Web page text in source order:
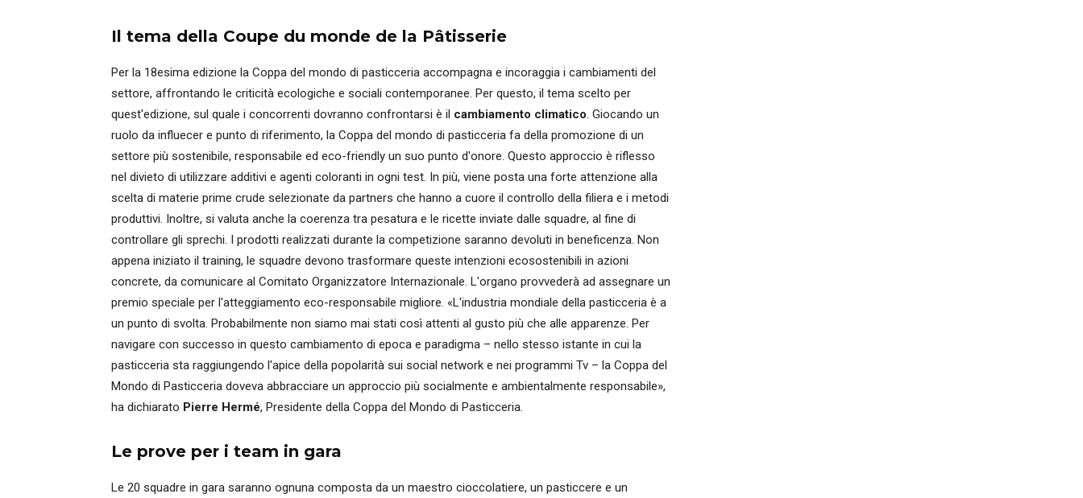
Il tema della Coupe du monde de la Pâtisserie
Per la 18esima edizione la Coppa del mondo di pasticceria accompagna e incoraggia i cambiamenti del
settore, affrontando le criticità ecologiche e sociali contemporanee. Per questo, il tema scelto per
quest'edizione, sul quale i concorrenti dovranno confrontarsi è il cambiamento climatico. Giocando un
ruolo da influecer e punto di riferimento, la Coppa del mondo di pasticceria fa della promozione di un
settore più sostenibile, responsabile ed eco-friendly un suo punto d'onore. Questo approccio è riflesso
nel divieto di utilizzare additivi e agenti coloranti in ogni test. In più, viene posta una forte attenzione alla
scelta di materie prime crude selezionate da partners che hanno a cuore il controllo della filiera e i metodi
produttivi. Inoltre, si valuta anche la coerenza tra pesatura e le ricette inviate dalle squadre, al fine di
controllare gli sprechi. I prodotti realizzati durante la competizione saranno devoluti in beneficenza. Non
appena iniziato il training, le squadre devono trasformare queste intenzioni ecosostenibili in azioni
concrete, da comunicare al Comitato Organizzatore Internazionale. L'organo provvederà ad assegnare un
premio speciale per l'atteggiamento eco-responsabile migliore. «L'industria mondiale della pasticceria è a
un punto di svolta. Probabilmente non siamo mai stati così attenti al gusto più che alle apparenze. Per
navigare con successo in questo cambiamento di epoca e paradigma – nello stesso istante in cui la
pasticceria sta raggiungendo l'apice della popolarità sui social network e nei programmi Tv – la Coppa del
Mondo di Pasticceria doveva abbracciare un approccio più socialmente e ambientalmente responsabile»,
ha dichiarato Pierre Hermé, Presidente della Coppa del Mondo di Pasticceria.
Le prove per i team in gara
Le 20 squadre in gara saranno ognuna composta da un maestro cioccolatiere, un pasticcere e un